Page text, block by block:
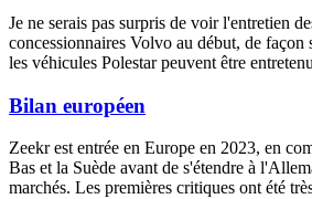
Je ne serais pas surpris de voir l'entretien
concessionnaires Volvo au début, de
les véhicules Polestar peuvent être
Bilan européen
Zeekr est entrée en Europe en 2023, en
Bas et la Suède avant de s'étendre à
marchés. Les premières critiques ont été